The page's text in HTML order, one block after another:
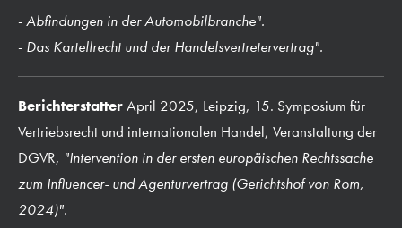
-Abfindungen in der Automobilbranche".
- Das Kartellrecht und der Handelsvertretervertrag".
BerichterstatterApril 2025, Leipzig, 15. Symposium für
Vertriebsrecht und internationalen Handel, Veranstaltung der
DGVR, "Intervention in der ersten europäischen Rechtssache
zum Influencer- und Agenturvertrag (Gerichtshof von Rom,
2024)".